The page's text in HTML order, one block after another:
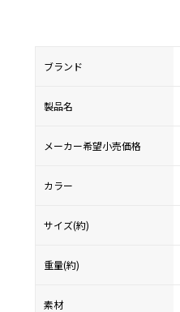
ブランド
製品名
メーカー希望小売価格
カラー
サイズ(約)
重量(約)
素材